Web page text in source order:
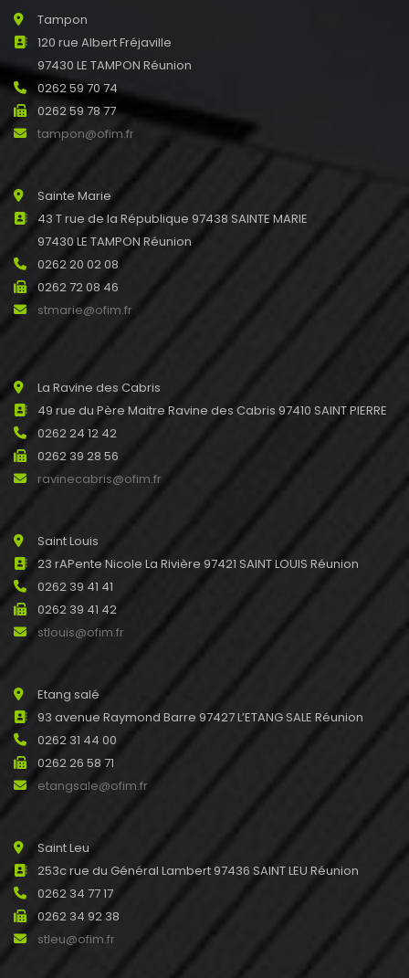
Tampon
120 rue Albert Fréjaville
97430 LE TAMPON Réunion
0262 59 70 74
0262 59 78 77
tampon@ofim.fr
Sainte Marie
43 T rue de la République 97438 SAINTE MARIE
97430 LE TAMPON Réunion
0262 20 02 08
0262 72 08 46
stmarie@ofim.fr
La Ravine des Cabris
49 rue du Père Maitre Ravine des Cabris 97410 SAINT PIERRE
0262 24 12 42
0262 39 28 56
ravinecabris@ofim.fr
Saint Louis
23 rAPente Nicole La Rivière 97421 SAINT LOUIS Réunion
0262 39 41 41
0262 39 41 42
stlouis@ofim.fr
Etang salé
93 avenue Raymond Barre 97427 L’ETANG SALE Réunion
0262 31 44 00
0262 26 58 71
etangsale@ofim.fr
Saint Leu
253c rue du Général Lambert 97436 SAINT LEU Réunion
0262 34 77 17
0262 34 92 38
stleu@ofim.fr